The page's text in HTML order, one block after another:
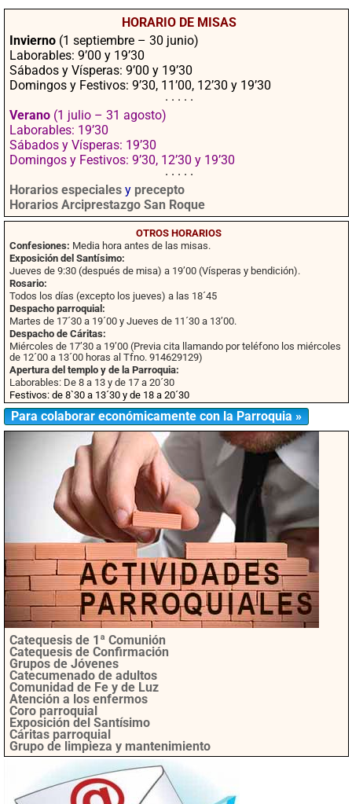
ebo
ter
tsA
pp
ail
mpa
rtir
HORARIO DE MISAS
Invierno (1 septiembre – 30 junio)
Laborables: 9’00 y 19’30
Sábados y Vísperas: 9’00 y 19’30
Domingos y Festivos: 9’30, 11’00, 12’30 y 19’30
· · · · ·
Verano (1 julio – 31 agosto)
Laborables: 19’30
Sábados y Vísperas: 19’30
Domingos y Festivos: 9’30, 12’30 y 19’30
· · · · ·
Horarios especiales y precepto
Horarios Arciprestazgo San Roque
OTROS HORARIOS
Confesiones: Media hora antes de las misas.
Exposición del Santísimo:
Jueves de 9:30 (después de misa) a 19’00 (Vísperas y bendición).
Rosario:
Todos los días (excepto los jueves) a las 18´45
Despacho parroquial:
Martes de 17´30 a 19´00 y Jueves de 11´30 a 13’00.
Despacho de Cáritas:
Miércoles de 17’30 a 19’00 (Previa cita llamando por teléfono los miércoles
de 12´00 a 13´00 horas al Tfno. 914629129)
Apertura del templo y de la Parroquia:
Laborables: De 8 a 13 y de 17 a 20´30
Festivos: de 8`30 a 13´30 y de 18 a 20´30
Para colaborar económicamente con la Parroquia »
Catequesis de 1ª Comunión
Catequesis de Confirmación
Grupos de Jóvenes
Catecumenado de adultos
Comunidad de Fe y de Luz
Atención a los enfermos
Coro parroquial
Exposición del Santísimo
Cáritas parroquial
Grupo de limpieza y mantenimiento